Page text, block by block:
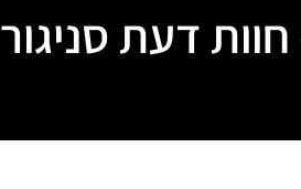
דעת סניגור